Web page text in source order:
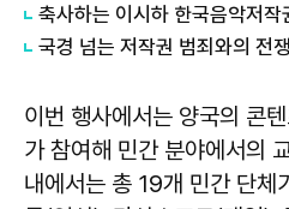
축사하는 ​​​​​​​이시하 한국음악저작
이번 행사에서는 양국의 콘
가 참여해 민간 분야에서의
내에서는 총 19개 민간 단